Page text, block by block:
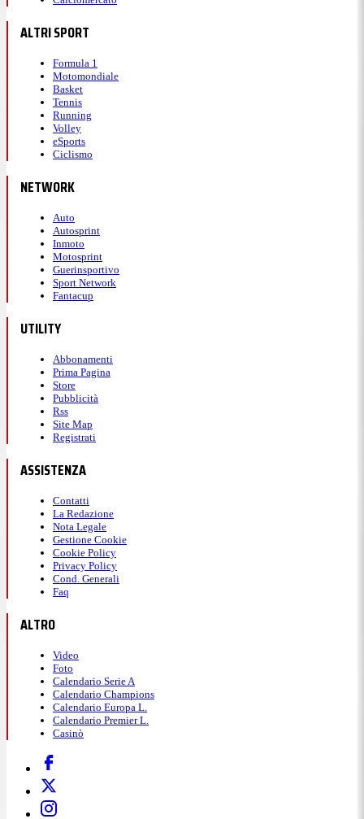
ALTRI SPORT
Formula 1
Motomondiale
Basket
Tennis
Running
Volley
eSports
Ciclismo
NETWORK
Auto
Autosprint
Inmoto
Motosprint
Guerinsportivo
Sport Network
Fantacup
UTILITY
Abbonamenti
Prima Pagina
Store
Pubblicità
Rss
Site Map
Registrati
ASSISTENZA
Contatti
La Redazione
Nota Legale
Gestione Cookie
Cookie Policy
Privacy Policy
Cond. Generali
Faq
ALTRO
Video
Foto
Calendario Serie A
Calendario Champions
Calendario Europa L.
Calendario Premier L.
Casinò